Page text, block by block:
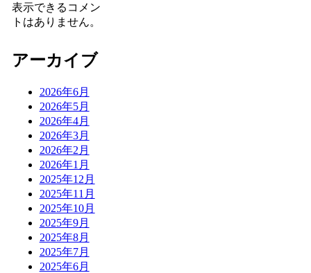
表示できるコメン
トはありません。
アーカイブ
2026年6月
2026年5月
2026年4月
2026年3月
2026年2月
2026年1月
2025年12月
2025年11月
2025年10月
2025年9月
2025年8月
2025年7月
2025年6月